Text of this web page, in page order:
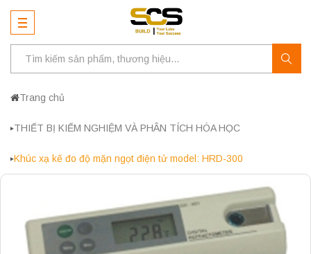
Trang chủ
THIẾT BỊ KIỂM NGHIỆM VÀ PHÂN TÍCH HÓA HỌC
Khúc xạ kế đo độ mặn ngọt điện tử model: HRD-300